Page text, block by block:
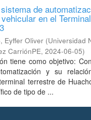
de
en el
Eyffer Oliver (Universidad
CarriónPE, 2024-06-05)
tiene como objetivo:
y su
terrestre de
de tipo de ...